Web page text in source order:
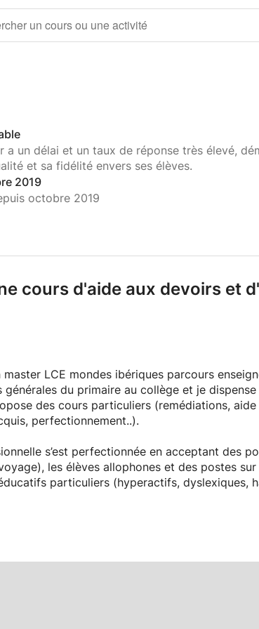
un cours ou une activité
a un délai et un taux de réponse très élevé,
et sa fidélité envers ses élèves.
2019
octobre 2019
cours d'aide aux devoirs et
LCE mondes ibériques parcours
du primaire au collège et je
des cours particuliers (remédiations,
perfectionnement..).
s’est perfectionnée en acceptant des
les élèves allophones et des postes sur
particuliers (hyperactifs, dyslexiques,
permis de construire des pratiques
ses particularités puisse se construire,